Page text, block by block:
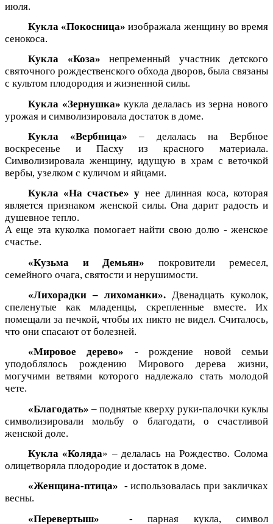
июля.
Кукла «Покосница» изображала женщину во время
сенокоса.
Кукла «Коза»непременный участник детского
святочного рождественского обхода дворов, была связаны
с культом плодородия и жизненной силы.
Кукла «Зернушка» кукла делалась из зерна нового
урожая и символизировала достаток в доме.
Кукла «Вербница»– делалась на Вербное
воскресенье и Пасху из красного материала.
Символизировала женщину, идущую в храм с веточкой
вербы, узелком с куличом и яйцами.
Кукла «На счастье» у нее длинная коса, которая
является признаком женской силы. Она дарит радость и
душевное тепло.
А еще эта куколка помогает найти свою долю - женское
счастье.
«Кузьма и Демьян»покровители ремесел,
семейного очага, святости и нерушимости.
«Лихорадки – лихоманки». Двенадцать куколок,
спеленутые как младенцы, скрепленные вместе. Их
помещали за печкой, чтобы их никто не видел. Считалось,
что они спасают от болезней.
«Мировое дерево» - рождение новой семьи
уподоблялось рождению Мирового дерева жизни,
могучими ветвями которого надлежало стать молодой
чете.
«Благодать» – поднятые кверху руки-палочки куклы
символизировали мольбу о благодати, о счастливой
женской доле.
Кукла «Коляда» – делалась на Рождество. Солома
олицетворяла плодородие и достаток в доме.
«Женщина-птица» - использовалась при закличках
весны.
«Перевертыш» - парная кукла, символ